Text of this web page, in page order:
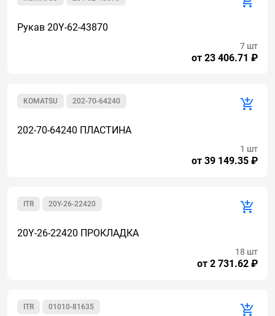
Рукав 20Y-62-43870
от 23 406.71 ₽
7 шт
202-70-64240
KOMATSU
202-70-64240 ПЛАСТИНА
от 39 149.35 ₽
1 шт
20Y-26-22420
ITR
20Y-26-22420 ПРОКЛАДКА
от 2 731.62 ₽
18 шт
01010-81635
ITR